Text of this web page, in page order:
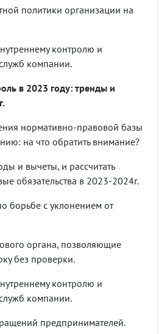
политики организации на
контролю и
компании.
в 2023 году: тренды и
нормативно-правовой базы
на что обратить внимание?
и вычеты, и рассчитать
обязательства в 2023-2024г.
борьбе с уклонением от
органа, позволяющие
без проверки.
контролю и
компании.
предпринимателей.